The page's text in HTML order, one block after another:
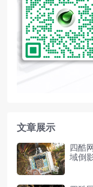
文章展示
四酷
域倒